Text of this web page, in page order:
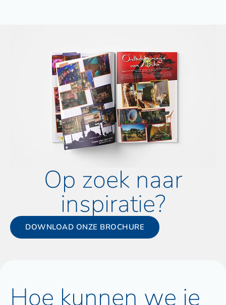
Op zoek naar
inspiratie?
DOWNLOAD ONZE BROCHURE
Hoe kunnen we je